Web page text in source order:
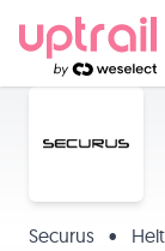
Securus •